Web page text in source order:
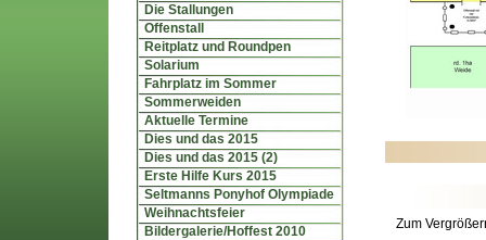
Die Stallungen
Offenstall
Reitplatz und Roundpen
Solarium
Fahrplatz im Sommer
Sommerweiden
Aktuelle Termine
Dies und das 2015
Dies und das 2015 (2)
Erste Hilfe Kurs 2015
Seltmanns Ponyhof Olympiade
Weihnachtsfeier
Bildergalerie/Hoffest 2010
Zum